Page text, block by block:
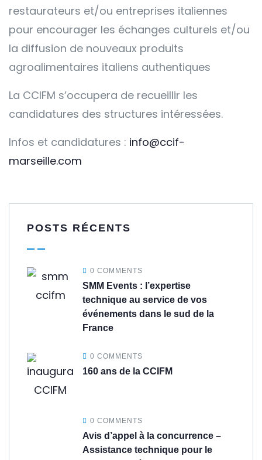
restaurateurs et/ou entreprises italiennes
pour encourager les échanges culturels et/ou
la diffusion de nouveaux produits
agroalimentaires italiens authentiques
La CCIFM s’occupera de recueillir les
candidatures des structures intéressées.
Infos et candidatures : info@ccif-
marseille.com
POSTS RÉCENTS
0 COMMENTS
SMM Events : l’expertise
technique au service de vos
événements dans le sud de la
France
0 COMMENTS
160 ans de la CCIFM
0 COMMENTS
Avis d’appel à la concurrence –
Assistance technique pour le